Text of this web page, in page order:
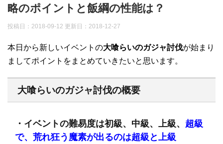
略のポイントと飯綱の性能は？
投稿日：2018-09-12 更新日： 2018-12-27
本日から新しいイベントの大喰らいのガジャ討伐が始まり
ましてポイントをまとめていきたいと思います。
大喰らいのガジャ討伐の概要
・イベントの難易度は初級、中級、上級、 超級
で、荒れ狂う魔素が出るのは超級と上級